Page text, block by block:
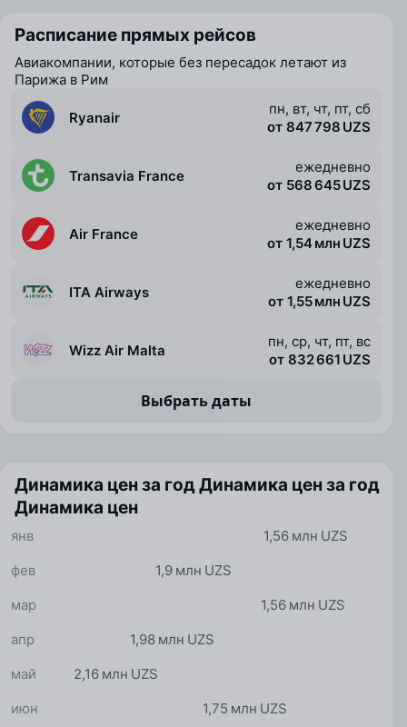
Расписание прямых рейсов
Авиакомпании, которые без пересадок летают из
Парижа в Рим
Ryanair
пн, вт, чт, пт, сб
от 847 798 UZS
Transavia France
ежедневно
от 568 645 UZS
Air France
ежедневно
от 1,54 млн UZS
ITA Airways
ежедневно
от 1,55 млн UZS
Wizz Air Malta
пн, ср, чт, пт, вс
от 832 661 UZS
Выбрать даты
Динамика цен за годДинамика цен за год
Динамика цен
1,56 млн UZS
янв
1,9 млн UZS
фев
1,56 млн UZS
мар
1,98 млн UZS
апр
2,16 млн UZS
май
1,75 млн UZS
июн